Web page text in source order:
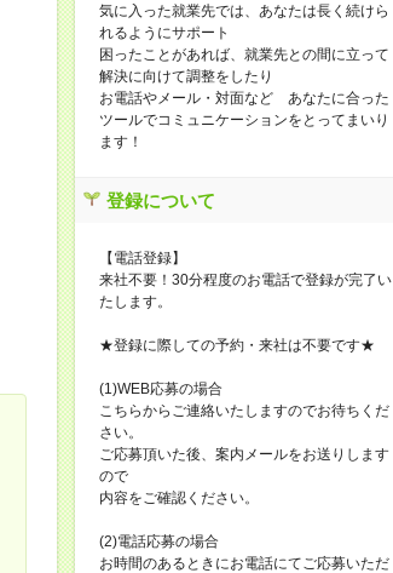
気に入った就業先では、あなたは長く続けら
れるようにサポート
困ったことがあれば、就業先との間に立って
解決に向けて調整をしたり
お電話やメール・対面など あなたに合った
ツールでコミュニケーションをとってまいり
ます！
登録について
【電話登録】
来社不要！30分程度のお電話で登録が完了い
たします。
★登録に際しての予約・来社は不要です★
(1)WEB応募の場合
こちらからご連絡いたしますのでお待ちくだ
さい。
ご応募頂いた後、案内メールをお送りします
ので
内容をご確認ください。
(2)電話応募の場合
お時間のあるときにお電話にてご応募いただ